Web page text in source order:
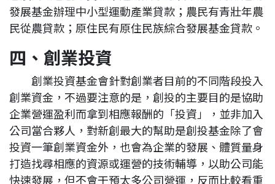
發展基金辦理中小型運動產業貸款；農民有青壯年農
民從農貸款；原住民有原住民族綜合發展基金貸款。
四、創業投資
創業投資基金會針對創業者目前的不同階段投入
創業資金，不過要注意的是，創投的主要目的是協助
企業營運盈利而拿到相應報酬的「投資」，並非加入
公司當合夥人，對新創最大的幫助是創投基金除了會
投資一筆創業資金外，也會為企業的發展、體質量身
打造找尋相應的資源或運營的技術輔導，以助公司能
快速發展，但不會干預太多公司營運，反而比較看重